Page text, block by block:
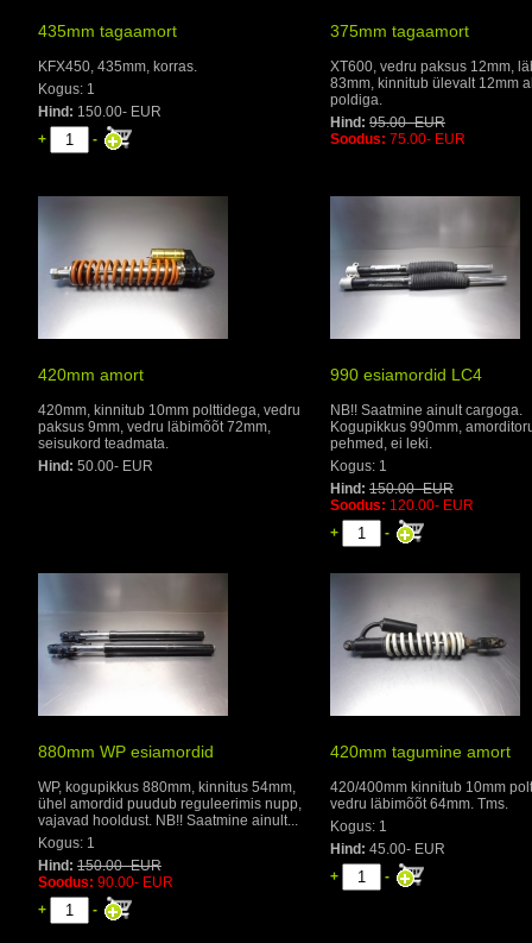
435mm tagaamort
KFX450, 435mm, korras.
Kogus: 1
Hind: 150.00- EUR
+
-
375mm tagaamort
XT600, vedru paksus 12mm,
83mm, kinnitub ülevalt 12mm
poldiga.
Hind: 95.00- EUR
Soodus: 75.00- EUR
420mm amort
420mm, kinnitub 10mm polttidega, vedru
paksus 9mm, vedru läbimõõt 72mm,
seisukord teadmata.
Hind: 50.00- EUR
990 esiamordid LC4
NB!! Saatmine ainult cargoga.
Kogupikkus 990mm,
pehmed, ei leki.
Kogus: 1
Hind: 150.00- EUR
Soodus: 120.00- EUR
+
-
880mm WP esiamordid
WP, kogupikkus 880mm, kinnitus 54mm,
ühel amordid puudub reguleerimis nupp,
vajavad hooldust. NB!! Saatmine ainult...
Kogus: 1
Hind: 150.00- EUR
Soodus: 90.00- EUR
+
-
420mm tagumine amort
420/400mm kinnitub 10mm
vedru läbimõõt 64mm. Tms.
Kogus: 1
Hind: 45.00- EUR
+
-